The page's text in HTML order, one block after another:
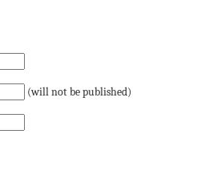
(will not be published)